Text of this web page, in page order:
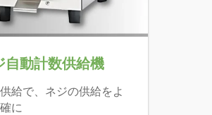
自動計数供給機
給で、ネジの供給をよ
に